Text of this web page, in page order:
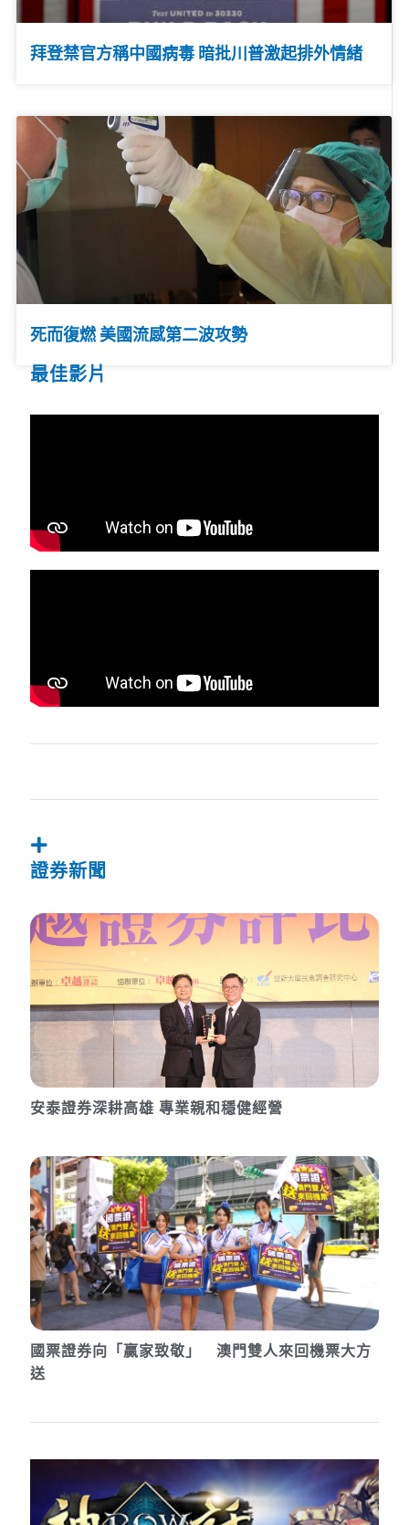
拜登禁官方稱中國病毒 暗批川普激起排外情緒
死而復燃 美國流感第二波攻勢
最佳影片
證券新聞
安泰證券深耕高雄 專業親和穩健經營
國票證券向「贏家致敬」 澳門雙人來回機票大方
送